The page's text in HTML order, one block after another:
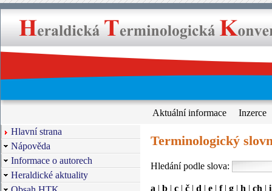
Aktuální informace
Inzerce
Hlavní strana
Nápověda
Informace o autorech
Heraldické aktuality
Terminologický
Hledání podle slova:
a | b | c | č | d | e | f| g | h | ch | i